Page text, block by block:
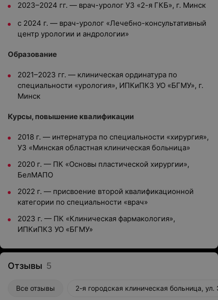
2023–2024 гг. — врач-уролог УЗ «2-я ГКБ», г. Минск
с 2024 г. — врач-уролог «Лечебно-консультативный
центр урологии и андрологии»
Образование
2021–2023 гг. — клиническая ординатура по
специальности «урология», ИПКиПКЗ УО «БГМУ», г.
Минск
Курсы, повышение квалификации
2018 г. — интернатура по специальности «хирургия»,
УЗ «Минская областная клиническая больница»
2020 г. — ПК «Основы пластической хирургии»,
БелМАПО
2022 г. — присвоение второй квалификационной
категории по специальности «врач»
2023 г. — ПК «Клиническая фармакология»,
ИПКиПКЗ УО «БГМУ»
Отзывы 5
Все отзывы 2-я городская клиническая больница, ул.